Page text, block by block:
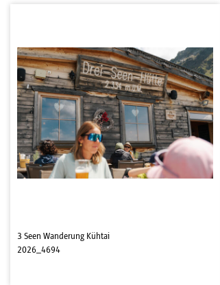
3 Seen Wanderung Kühtai
2026_4694